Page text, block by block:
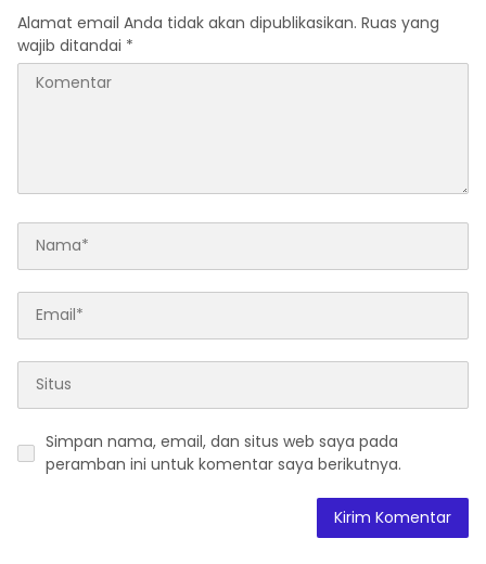
Alamat email Anda tidak akan dipublikasikan. Ruas yang
wajib ditandai *
Simpan nama, email, dan situs web saya pada
peramban ini untuk komentar saya berikutnya.